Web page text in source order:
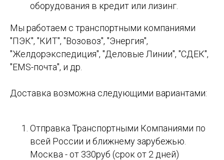
оборудования в кредит или лизинг.
Мы работаем с транспортными компаниями
"ПЭК", "КИТ", "Возовоз", "Энергия",
"Желдорэкспедиция", "Деловые Линии", "СДЕК",
"EMS-почта", и др.
Доставка возможна следующими вариантами:
Отправка Транспортными Компаниями по
всей России и ближнему зарубежью.
Москва - от 330руб (срок от 2 дней)